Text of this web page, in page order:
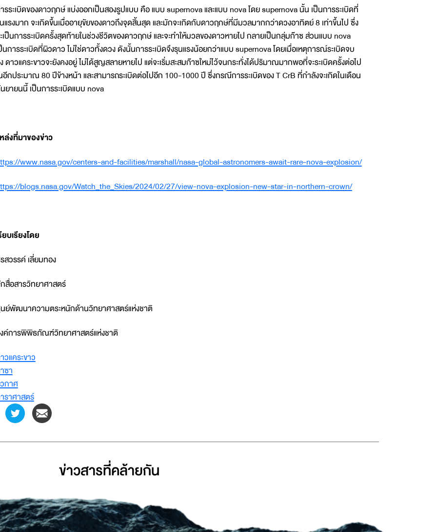
รระเบิดของดาวฤกษ์ แบ่งออกเป็นสองรูปแบบ คือ แบบ supernova และแบบ nova โดย supernova นั้น เป็นการระเบิดที่
แรงมาก จะเกิดขึ้นเมื่ออายุขัยของดาวถึงจุดสิ้นสุด และมักจะเกิดกับดาวฤกษ์ที่มีมวลมากกว่าดวงอาทิตย์ 8 เท่าขึ้นไป ซึ่ง
เป็นการระเบิดครั้งสุดท้ายในช่วงชีวิตของดาวฤกษ์ และจะทำให้มวลของดาวหายไป กลายเป็นกลุ่มก๊าซ ส่วนแบบ nova
นการระเบิดที่ผิวดาว ไม่ใช่ดาวทั้งดวง ดังนั้นการระเบิดจึงรุนแรงน้อยกว่าแบบ supernova โดยเมื่อเหตุการณ์ระเบิดจบ
ดาวแคระขาวจะยังคงอยู่ ไม่ได้สูญสลายหายไป แต่จะเริ่มสะสมก๊าซใหม่ไว้จนกระทั่งได้ปริมาณมากพอที่จะระเบิดครั้งต่อไป
อีกประมาณ 80 ปีข้างหน้า และสามารถระเบิดต่อไปอีก 100-1000 ปี ซึ่งกรณีการระเบิดของ T CrB ที่กำลังจะเกิดในเดือน
ยายนนี้ เป็นการระเบิดแบบ nova
ล่งที่มาของข่าว
www.nasa.gov/centers-and-facilities/marshall/nasa-global-astronomers-await-rare-nova-explosion/
blogs.nasa.gov/Watch_the_Skies/2024/02/27/view-nova-explosion-new-star-in-northern-crown/
ยบเรียงโดย
สวรรค์ เลี่ยมทอง
สื่อสารวิทยาศาสตร์
ย์พัฒนาความตระหนักด้านวิทยาศาสตร์แห่งชาติ
ค์การพิพิธภัณฑ์วิทยาศาสตร์แห่งชาติ
วแคระขาว
ซา
กาศ
ราศาสตร์
ข่าวสารที่่คล้ายกัน